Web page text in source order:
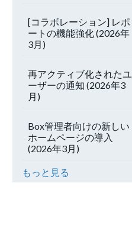
[コラボレーション] レポ
ートの機能強化 (2026年
3月)
再アクティブ化されたユ
ーザーの通知 (2026年3
月)
Box管理者向けの新しい
ホームページの導入
(2026年3月)
もっと見る